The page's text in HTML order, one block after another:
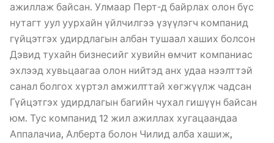
ажиллаж байсан. Улмаар Перт-д байрлах олон бүс
нутагт уул уурхайн үйлчилгээ үзүүлэгч компанид
гүйцэтгэх удирдлагын албан тушаал хаших болсон
Дэвид тухайн бизнесийг хувийн өмчит компаниас
эхлээд хувьцаагаа олон нийтэд анх удаа нээлттэй
санал болгох хүртэл амжилттай хөгжүүлж чадсан
Гүйцэтгэх удирдлагын багийн чухал гишүүн байсан
юм. Тус компанид 12 жил ажиллах хугацаандаа
Аппалачиа, Алберта болон Чилид алба хашиж,